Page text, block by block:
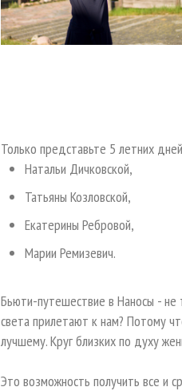
Только представьте 5 летних
Натальи Дичковской,
Татьяны Козловской,
Екатерины Ребровой,
Марии Ремизевич.
Бьюти-путешествие в Наносы - не
света прилетают к нам? Потому
лучшему. Круг близких по духу
Это возможность получить все и